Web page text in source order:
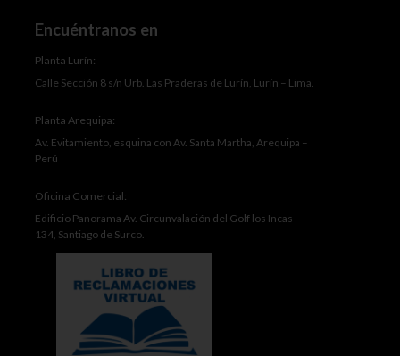
Encuéntranos en
Planta Lurín:
Calle Sección 8 s/n Urb. Las Praderas de Lurín, Lurín – Lima.
Planta Arequipa:
Av. Evitamiento, esquina con Av. Santa Martha, Arequipa –
Perú
Oficina Comercial:
Edificio Panorama Av. Circunvalación del Golf los Incas
134, Santiago de Surco.